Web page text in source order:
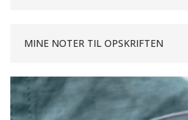
MINE NOTER TIL OPSKRIFTEN